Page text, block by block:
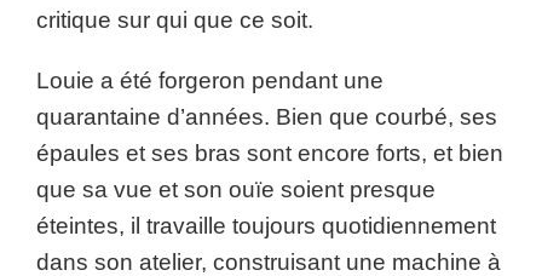
critique sur qui que ce soit.
Louie a été forgeron pendant une
quarantaine d’années. Bien que courbé, ses
épaules et ses bras sont encore forts, et bien
que sa vue et son ouïe soient presque
éteintes, il travaille toujours quotidiennement
dans son atelier, construisant une machine à